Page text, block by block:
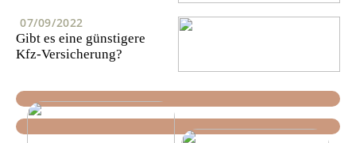
07/09/2022
Gibt es eine günstigere
Kfz-Versicherung?